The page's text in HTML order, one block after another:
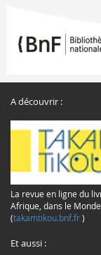
A découvrir :
La revue en ligne du
Afrique, dans le
(takamtikou.bnf.fr)
Et aussi :